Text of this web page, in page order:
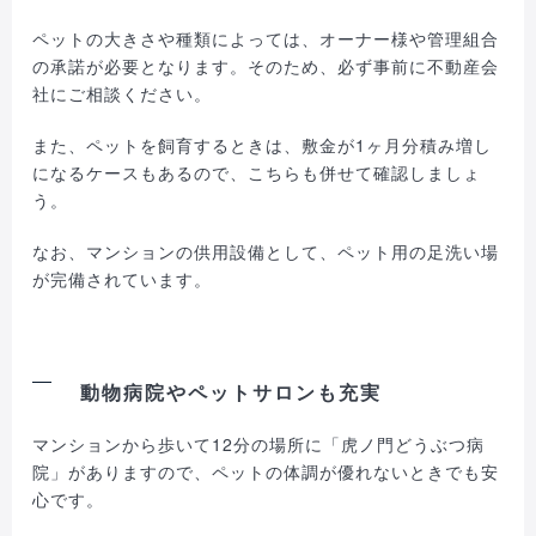
ペットの大きさや種類によっては、オーナー様や管理組合
の承諾が必要となります。そのため、必ず事前に不動産会
社にご相談ください。
また、ペットを飼育するときは、敷金が1ヶ月分積み増し
になるケースもあるので、こちらも併せて確認しましょ
う。
なお、マンションの供用設備として、ペット用の足洗い場
が完備されています。
動物病院やペットサロンも充実
マンションから歩いて12分の場所に「虎ノ門どうぶつ病
院」がありますので、ペットの体調が優れないときでも安
心です。